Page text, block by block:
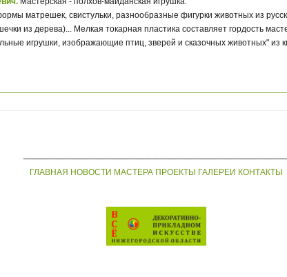
матрешек, свистульки, разнообразные фигурки животных из
из дерева)... Мелкая токарная пластика составляет гордость
игрушки, изображающие птиц, зверей и сказочных животных" из
ГЛАВНАЯ НОВОСТИ МАСТЕРА ПРОЕКТЫ ГАЛЕРЕИ КОНТАКТЫ